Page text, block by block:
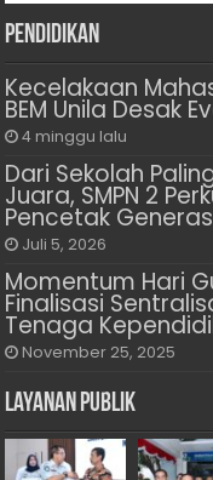
Pendidikan
Kecelakaan
BEM Unila Desak
4 minggu lalu
Dari Sekolah
Juara, SMPN 2
Pencetak
Juli 5, 2026
Momentum Hari
Finalisasi
Tenaga
November 25, 2025
Layanan Publik